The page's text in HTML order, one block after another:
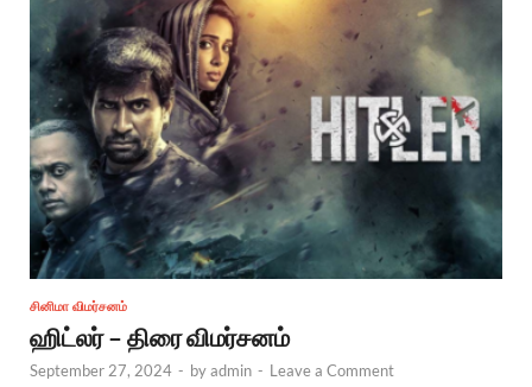
சினிமா விமர்சனம்
ஹிட்லர் – திரை விமர்சனம்
September 27, 2024 - byadmin - Leave a Comment